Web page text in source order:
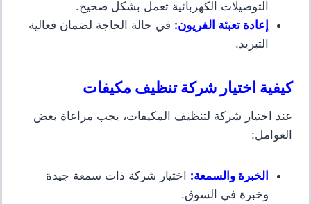
التوصيلات الكهربائية تعمل بشكل صحيح.
إعادة تعبئة الفريون: في حالة الحاجة لضمان فعالية
التبريد.
كيفية اختيار شركة تنظيف مكيفات
عند اختيار شركة لتنظيف المكيفات، يجب مراعاة بعض
العوامل:
الخبرة والسمعة: اختيار شركة ذات سمعة جيدة
وخبرة في السوق.